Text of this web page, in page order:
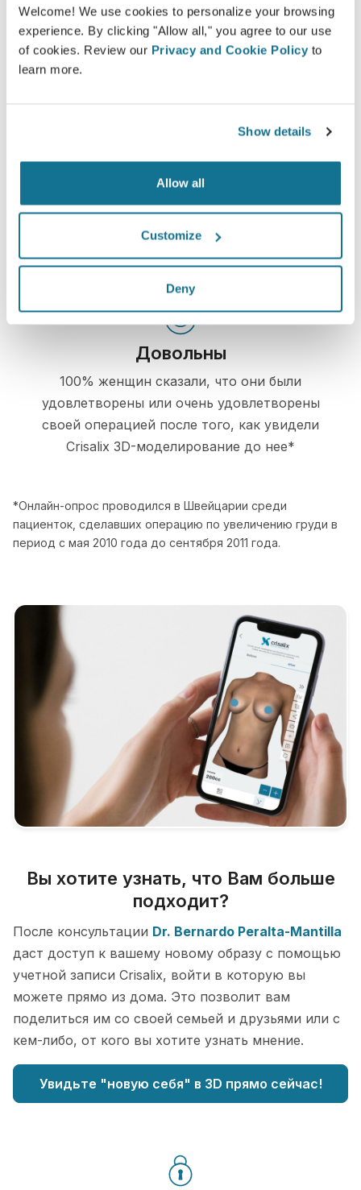
Welcome! We use cookies to personalize your browsing
experience. By clicking "Allow all," you agree to our use
of cookies. Review our Privacy and Cookie Policy to
learn more.
Show details
Allow all
Customize
Deny
Crisalix позволяет наглядно
продемонстрировать пациентам возможные
результаты операции, учитывая их
Доверие
Участие в процессе принятия решений
помогает пациентам сделать правильный
выбор.
Довольны
100% женщин сказали, что они были
удовлетворены или очень удовлетворены
своей операцией после того, как увидели
Crisalix 3D-моделирование до нее*
*Онлайн-опрос проводился в Швейцарии среди
пациенток, сделавших операцию по увеличению груди в
период с мая 2010 года до сентября 2011 года.
Вы хотите узнать, что Вам больше
подходит?
После консультации Dr. Bernardo Peralta-Mantilla
даст доступ к вашему новому образу с помощью
учетной записи Crisalix, войти в которую вы
можете прямо из дома. Это позволит вам
поделиться им со своей семьей и друзьями или с
кем-либо, от кого вы хотите узнать мнение.
Увидьте "новую себя" в 3D прямо сейчас!